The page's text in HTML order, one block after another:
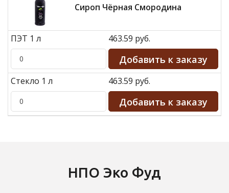
Сироп Чёрная Смородина
ПЭТ 1 л 463.59 руб.
Стекло 1 л 463.59 руб.
НПО Эко Фуд